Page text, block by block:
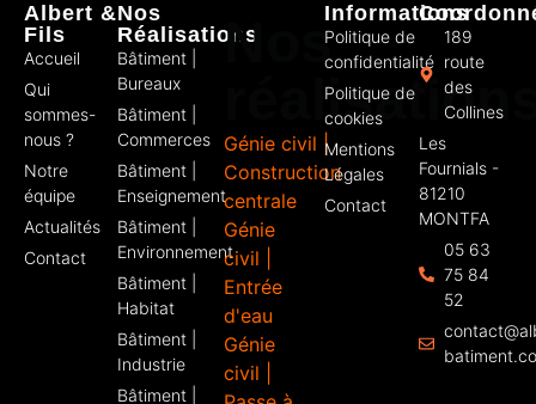
Albert &
Fils
Accueil
Qui
sommes-
nous ?
Notre
équipe
Actualités
Contact
Nos
Réalisations
Bâtiment |
Bureaux
Bâtiment |
Commerces
Bâtiment |
Enseignement
Bâtiment |
Environnement
Bâtiment |
Habitat
Bâtiment |
Industrie
Bâtiment |
Nos
Génie civil |
Construction
centrale
Génie
civil |
Entrée
d'eau
Génie
civil |
Informations
Politique de
confidentialité
Politique de
cookies
Mentions
Légales
Contact
189
route
des
Collines
Les
Fournials -
81210
MONTFA
05 63
75 84
52